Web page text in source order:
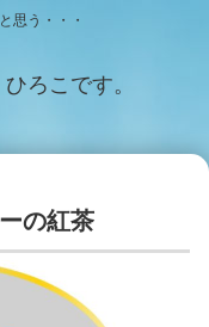
思う・・・
ろこです。
の紅茶